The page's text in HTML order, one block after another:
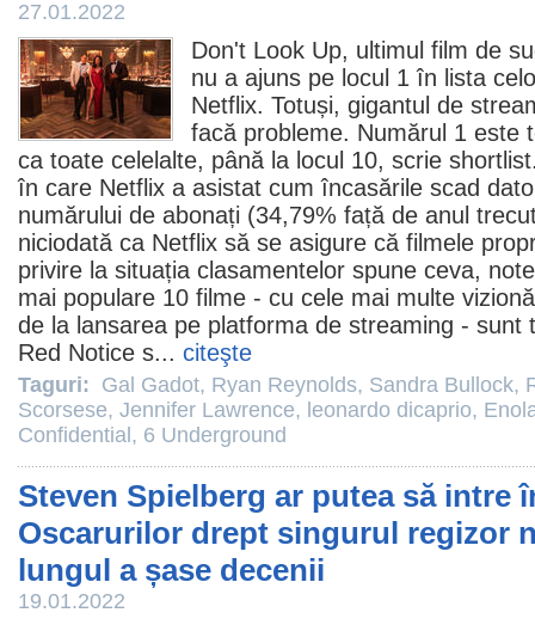
27.01.2022
Don't Look Up, ultimul film de
nu a ajuns pe locul 1 în lista
Netflix. Totuși, gigantul de
facă probleme. Numărul 1 este
ca toate celelalte, până la locul 10, scrie
în care Netflix a asistat cum încasările scad
numărului de abonați (34,79% față de anul
niciodată ca Netflix să se asigure că filmele
privire la situația clasamentelor spune ceva,
mai populare 10 filme - cu cele mai multe
de la lansarea pe platforma de streaming - sunt
Red Notice s... citeşte
Taguri: Gal Gadot, Ryan Reynolds, Sandra Bullock,
Scorsese, Jennifer Lawrence, leonardo dicaprio,
Confidential , 6 Underground
Steven Spielberg ar putea să intre
Oscarurilor drept singurul regizor
lungul a șase decenii
19.01.2022